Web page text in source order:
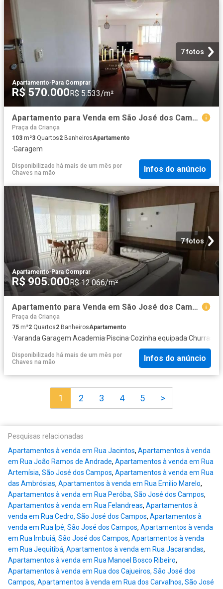
7 fotos
Apartamento· Para Comprar
R$ 570.000 R$ 5.533/m²
Apartamento para Venda em São José dos Campos/SP Jardim das Indústrias 3 Quartos
Praça da Criança
103 m²3 Quartos2 BanheirosApartamento
·Garagem
Disponibilizado há mais de um mês por
Chaves na mão
Infos do anúncio
7 fotos
Apartamento·Para Comprar
R$ 905.000R$ 12.066/m²
Apartamento para Venda em São José dos Campos/SP Jardim das Indústrias 2 Quartos
Praça da Criança
75 m²2 Quartos2 BanheirosApartamento
·Varanda·Garagem·Academia·Piscina·Cozinha equipada·
Disponibilizado há mais de um mês por
Chaves na mão
Infos do anúncio
1 2 3 4 5 >
Pesquisas relacionadas
Apartamentos à venda em Rua Jacintos, Apartamentos à venda
em Rua João Ramos de Andrade, Apartamentos à venda em Rua
Artemísia, São José dos Campos, Apartamentos à venda em Rua
das Ambrósias, Apartamentos à venda em Rua Emilio Marelo,
Apartamentos à venda em Rua Peróba, São José dos Campos,
Apartamentos à venda em Rua Felandreas, Apartamentos à
venda em Rua Cedro, São José dos Campos, Apartamentos à
venda em Rua Ipê, São José dos Campos, Apartamentos à venda
em Rua Imbuiá, São José dos Campos, Apartamentos à venda
em Rua Jequitibá, Apartamentos à venda em Rua Jacarandas,
Apartamentos à venda em Rua Manoel Bosco Ribeiro,
Apartamentos à venda em Rua dos Cajueiros, São José dos
Campos, Apartamentos à venda em Rua dos Carvalhos, São José